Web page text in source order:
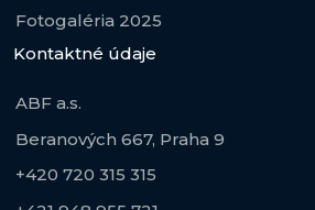
Fotogaléria 2025
Kontaktné údaje
ABF a.s.
Beranových 667, Praha 9
+420 720 315 315